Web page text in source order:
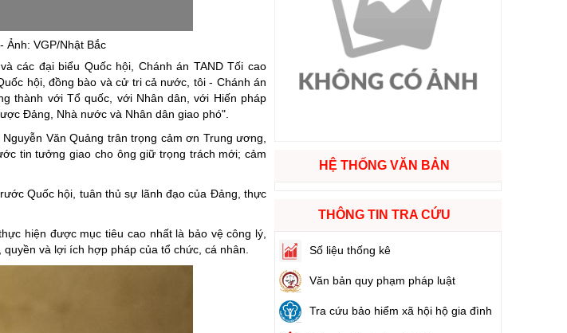
Đưa nghị quyết của Đảng vào cuộc sống
Bầu cử đại biểu Quốc hội khóa XVI và đại biểu Hội đồng nhân dân các cấp nhiệm kỳ 2026 - 2031
Đại hội Đảng các cấp
Gia đình hạnh phúc bền vững
An toàn thông tin
Người Việt Nam ưu tiên dùng hàng Việt Nam
Phóng sự ảnh
Ảnh: VGP/Nhật Bắc
các đại biểu Quốc hội, Chánh án TAND Tối cao
hội, đồng bào và cử tri cả nước, tôi - Chánh án
thành với Tổ quốc, với Nhân dân, với Hiến pháp
Đảng, Nhà nước và Nhân dân giao phó".
Văn Quảng trân trọng cảm ơn Trung ương,
tin tưởng giao cho ông giữ trọng trách mới; cảm
Quốc hội, tuân thủ sự lãnh đạo của Đảng, thực
hiện được mục tiêu cao nhất là bảo vệ công lý,
và lợi ích hợp pháp của tổ chức, cá nhân.
HỆ THỐNG VĂN BẢN
THÔNG TIN TRA CỨU
Số liệu thống kê
Văn bản quy phạm pháp luật
Tra cứu bảo hiểm xã hội hộ gia đình